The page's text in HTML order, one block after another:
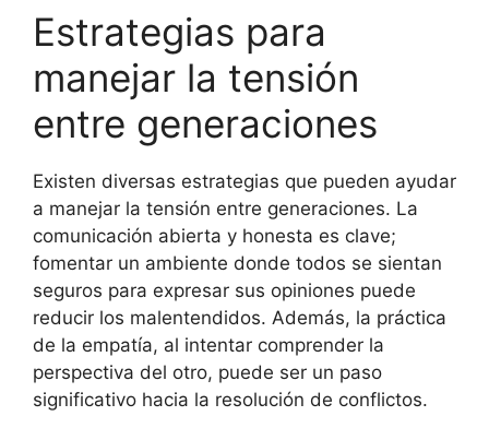
Estrategias para
manejar la tensión
entre generaciones
Existen diversas estrategias que pueden ayudar
a manejar la tensión entre generaciones. La
comunicación abierta y honesta es clave;
fomentar un ambiente donde todos se sientan
seguros para expresar sus opiniones puede
reducir los malentendidos. Además, la práctica
de la empatía, al intentar comprender la
perspectiva del otro, puede ser un paso
significativo hacia la resolución de conflictos.